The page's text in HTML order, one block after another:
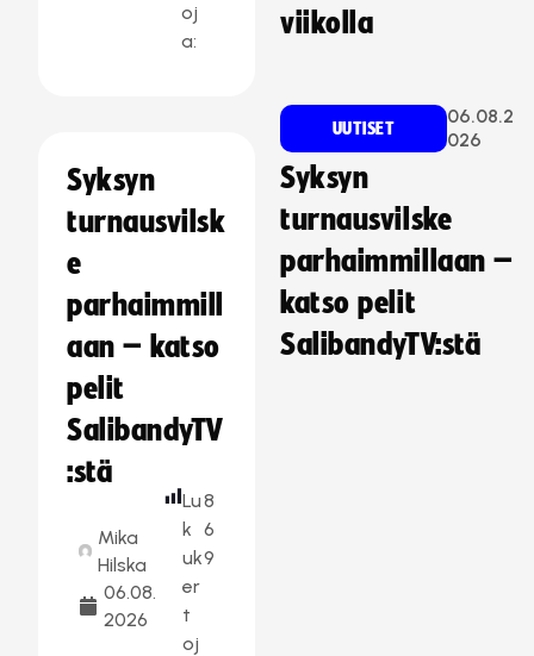
oj
a:
Syksyn
turnausvilsk
e
parhaimmill
aan – katso
pelit
SalibandyTV
:stä
Mika
Hilska
06.08.
2026
Lu
k
uk
er
t
oj
8
6
9
viikolla
UUTISET
06.08.2
026
Syksyn
turnausvilske
parhaimmillaan –
katso pelit
SalibandyTV:stä